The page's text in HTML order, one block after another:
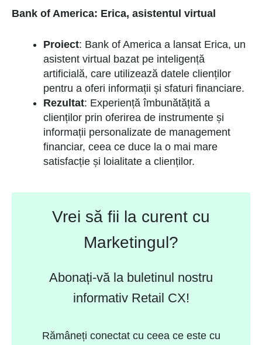
Bank of America: Erica, asistentul virtual
Proiect: Bank of America a lansat Erica, un
asistent virtual bazat pe inteligență
artificială, care utilizează datele clienților
pentru a oferi informații și sfaturi financiare.
Rezultat: Experiență îmbunătățită a
clienților prin oferirea de instrumente și
informații personalizate de management
financiar, ceea ce duce la o mai mare
satisfacție și loialitate a clienților.
Vrei să fii la curent cu
Marketingul?
Abonați-vă la buletinul nostru
informativ Retail CX!
Rămâneți conectat cu ceea ce este cu